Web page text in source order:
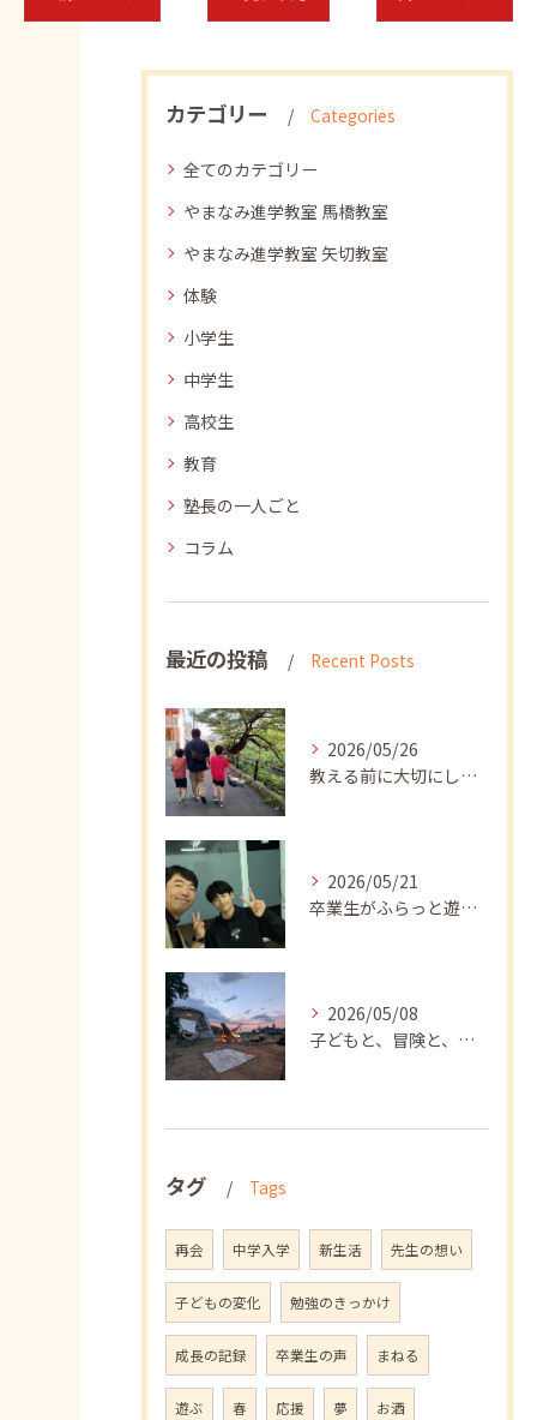
カテゴリー Categories
全てのカテゴリー
やまなみ進学教室 馬橋教室
やまなみ進学教室 矢切教室
体験
小学生
中学生
高校生
教育
塾長の一人ごと
コラム
最近の投稿 Recent Posts
2026/05/26
教える前に大切にしたいこと
2026/05/21
卒業生がふらっと遊びに来てくれました
2026/05/08
子どもと、冒険と、学び
タグ Tags
再会 中学入学 新生活 先生の想い
子どもの変化 勉強のきっかけ
成長の記録 卒業生の声 まねる
遊ぶ 春 応援 夢 お酒